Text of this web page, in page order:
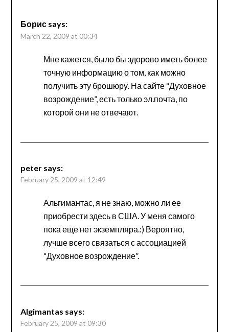
Борис says:
March 22, 2009 at 00:34
Мне кажется, было бы здорово иметь более
точную информацию о том, как можно
получить эту брошюру. На сайте “Духовное
возрождение”, есть только эл.почта, по
которой они не отвечают.
peter says:
February 25, 2009 at 12:49
Альгимантас, я не знаю, можно ли ее
приобрести здесь в США. У меня самого
пока еще нет экземпляра.:) Вероятно,
лучше всего связаться с ассоциацией
“Духовное возрождение”.
Algimantas says:
February 25, 2009 at 09:30